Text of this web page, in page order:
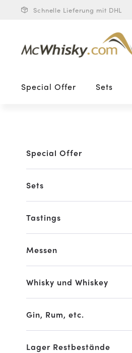
Schnelle Lieferung mit DHL
Special Offer Sets
Special Offer
Sets
Tastings
Messen
Whisky und Whiskey
Gin, Rum, etc.
Lager Restbestände